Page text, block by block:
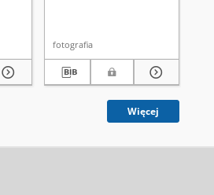
fotografia
Więcej